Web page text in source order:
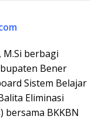
M.Si berbagi
Bener
Sistem Belajar
Eliminasi
bersama BKKBN